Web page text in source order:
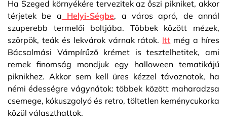
Ha Szeged környékére tervezitek az őszi pikniket, akkor
térjetek be a Helyi-Ségbe, a város apró, de annál
szuperebb termelői boltjába. Többek között mézek,
szörpök, teák és lekvárok várnak rátok. Itt még a híres
Bácsalmási Vámpírűző krémet is tesztelhetitek, ami
remek finomság mondjuk egy halloween tematikájú
piknikhez. Akkor sem kell üres kézzel távoznotok, ha
némi édességre vágynátok: többek között maharadzsa
csemege, kókuszgolyó és retro, töltetlen keménycukorka
közül választhattok.